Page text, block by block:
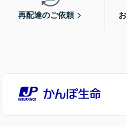
再配達のご依頼